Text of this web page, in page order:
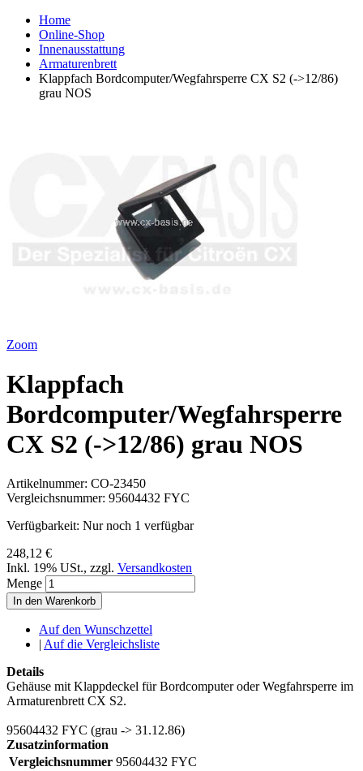
Home
Online-Shop
Innenausstattung
Armaturenbrett
Klappfach Bordcomputer/Wegfahrsperre CX S2 (->12/86)
grau NOS
Zoom
Klappfach
Bordcomputer/Wegfahrsperre
CX S2 (->12/86) grau NOS
Artikelnummer: CO-23450
Vergleichsnummer: 95604432 FYC
Verfügbarkeit: Nur noch 1 verfügbar
248,12 €
Inkl. 19% USt., zzgl. Versandkosten
Menge
In den Warenkorb
Auf den Wunschzettel
| Auf die Vergleichsliste
Details
Gehäuse mit Klappdeckel für Bordcomputer oder Wegfahrsperre im
Armaturenbrett CX S2.
95604432 FYC (grau -> 31.12.86)
Zusatzinformation
Vergleichsnummer 95604432 FYC